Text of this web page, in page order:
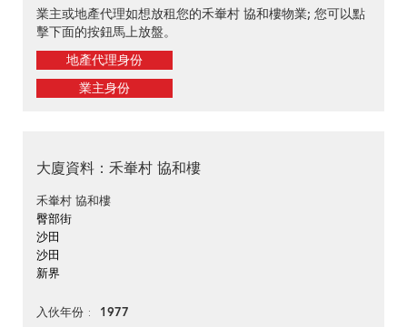
業主或地產代理如想放租您的禾輋村 協和樓物業; 您可以點
擊下面的按鈕馬上放盤。
地產代理身份
業主身份
大廈資料：禾輋村 協和樓
禾輋村 協和樓
臀部街
沙田
沙田
新界
入伙年份 1977